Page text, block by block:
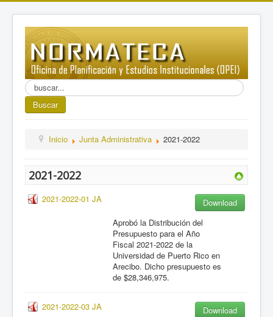
Buscar...
Buscar
Inicio Junta Administrativa 2021-2022
2021-2022
2021-2022-01 JA
Download
Aprobó la Distribución del
Presupuesto para el Año
Fiscal 2021-2022 de la
Universidad de Puerto Rico en
Arecibo. Dicho presupuesto es
de $28,346,975.
2021-2022-03 JA
Download